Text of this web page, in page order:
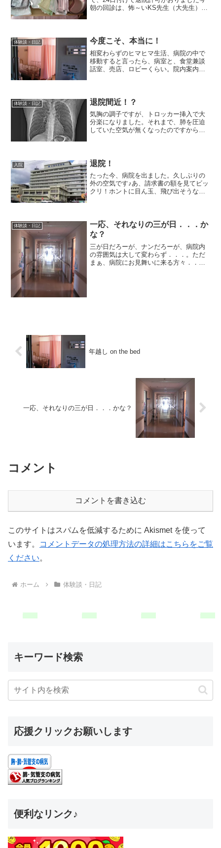
朝の回診は、怖～いKS先生（大先生）。
いたんですけど、どう...
体験談・日記 今度こそ、本当に！
相変わらずのヒマヒマ生活、病院の中で
移動すると言ったら、病室と、食堂兼談
話室、売店、ロビーくらい。院内案内図
たい。お陰様で、右肺も...
体験談・日記 退院間近！？
気胸の調子ですが、トロッカー挿入で大
分楽になりました。それまで、肺を圧迫
していた空気が無くなったのですから、
けど、症状は特に悪化する...
入院 退院！
たった今、病院を出ました。久しぶりの
外の空気です♪あ、請求書の額を見てビッ
クリ！ホントに目ん玉、飛び出そうな額
コしますね。
体験談・日記
一応、それなりの三が日．．．か
な？
三が日だろーが、ナンだろーが、病院内
の雰囲気は大して変わらず．．．。ただ
まぁ、病院にお見舞いに来る方々．．．
年越し on the bed
一応、それなりの三が日．．．かな？
コメント
コメントを書き込む
このサイトはスパムを低減するために Akismet を使って
います。
コメントデータの処理方法の詳細はこちらをご覧
ください。
ホーム 体験談・日記
キーワード検索
応援クリックお願いします
便利なリンク♪